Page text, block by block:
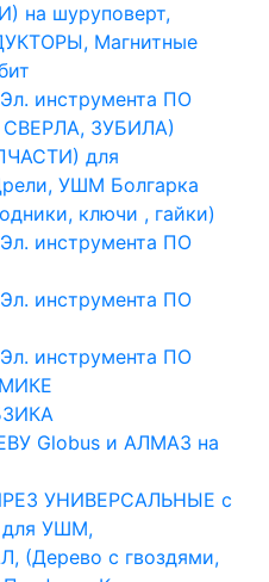
на шуруповерт,
Магнитные
инструмента ПО
ЗУБИЛА)
для
УШМ Болгарка
ключи , гайки)
инструмента ПО
инструмента ПО
инструмента ПО
Globus и АЛМАЗ на
УНИВЕРСАЛЬНЫЕ с
для УШМ,
(Дерево с гвоздями,